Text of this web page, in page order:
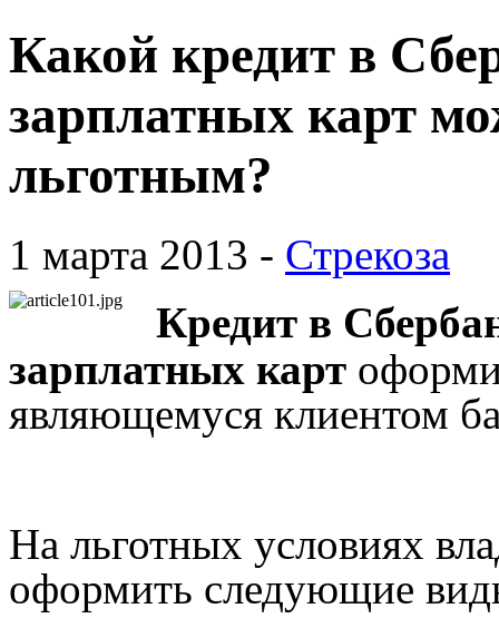
Какой кредит в
зарплатных карт
льготным?
1 марта 2013 - Стрекоза
Кредит в
зарплатных карт
являющемуся клиентом
На льготных условиях
оформить следующие